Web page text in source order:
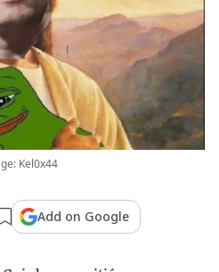
Kel0x44
Add on Google